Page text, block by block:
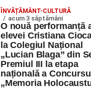
ÎNVĂȚĂMÂNT-CULTURĂ
acum 3 săptămâni
O nouă performanță
elevei Cristiana
la Colegiul Național
„Lucian Blaga” din
Premiul III la etapa
națională a
„Memoria